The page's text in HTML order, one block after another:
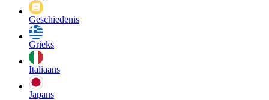
Geschiedenis
Grieks
Italiaans
Japans